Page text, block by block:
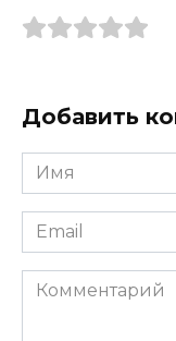
Добавить
Имя
*
Email
*
Комментарий